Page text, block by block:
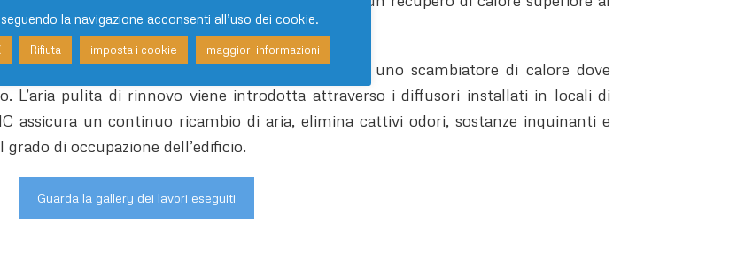
inquinati come bagni e cucine e convogliata in uno scambiatore di calore dove
L’aria pulita di rinnovo viene introdotta attraverso i diffusori installati in locali di
assicura un continuo ricambio di aria, elimina cattivi odori, sostanze inquinanti e
di occupazione dell’edificio.
Guarda la gallery dei lavori eseguiti
la navigazione acconsenti all’uso dei cookie.
Rifiuta imposta i cookie maggiori informazioni